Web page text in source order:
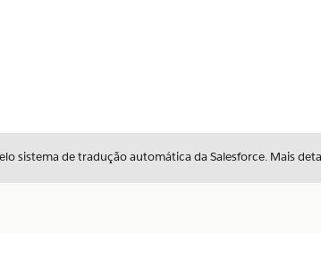
sistema de tradução automática da Salesforce. Mais